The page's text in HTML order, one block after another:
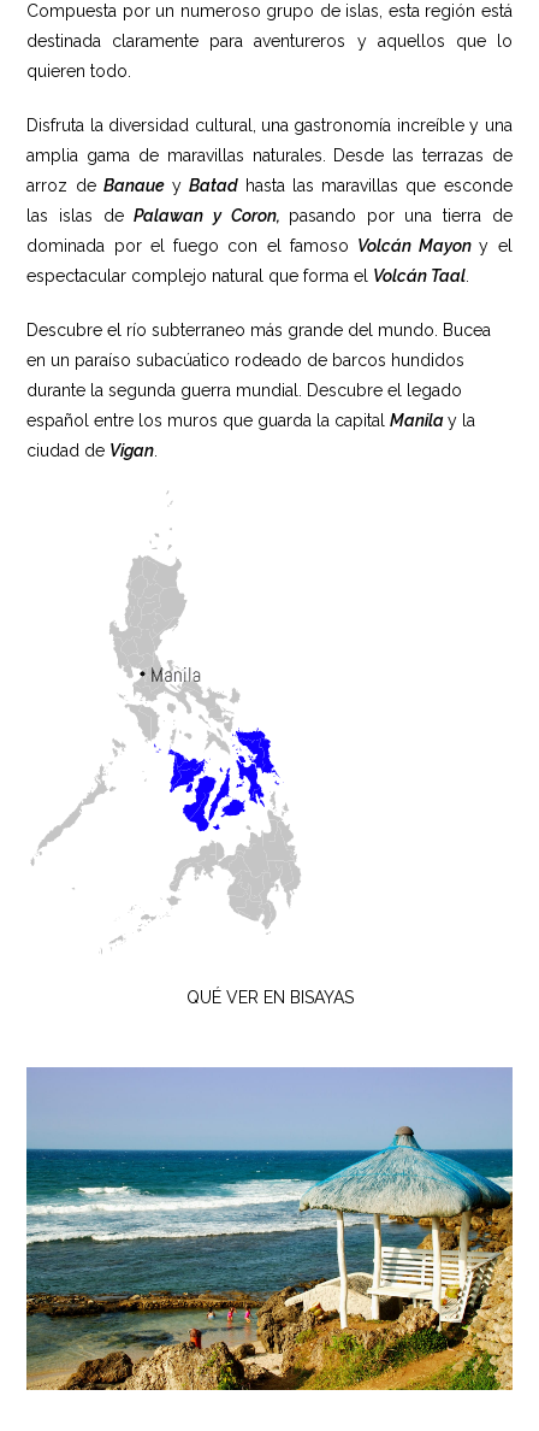
Compuesta por un numeroso grupo de islas, esta región está
destinada claramente para aventureros y aquellos que lo
quieren todo.
Disfruta la diversidad cultural, una gastronomía increíble y una
amplia gama de maravillas naturales. Desde las terrazas de
arroz de BanaueyBatad hasta las maravillas que esconde
las islas dePalawan y Coron, pasando por una tierra de
dominada por el fuego con el famoso Volcán Mayony el
espectacular complejo natural que forma el Volcán Taal
Descubre el río subterraneo más grande del mundo. Bucea
en un paraíso subacúatico rodeado de barcos hundidos
durante la segunda guerra mundial. Descubre el legado
español entre los muros que guarda la capitalManila y la
ciudad de Vigan
QUÉ VER EN BISAYAS